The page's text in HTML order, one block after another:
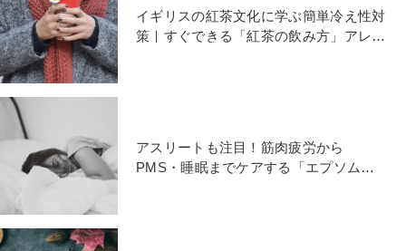
イギリスの紅茶文化に学ぶ簡単冷え性対
策｜すぐできる「紅茶の飲み方」アレン
アスリートも注目！筋肉疲労から
PMS・睡眠までケアする「エプソムソ